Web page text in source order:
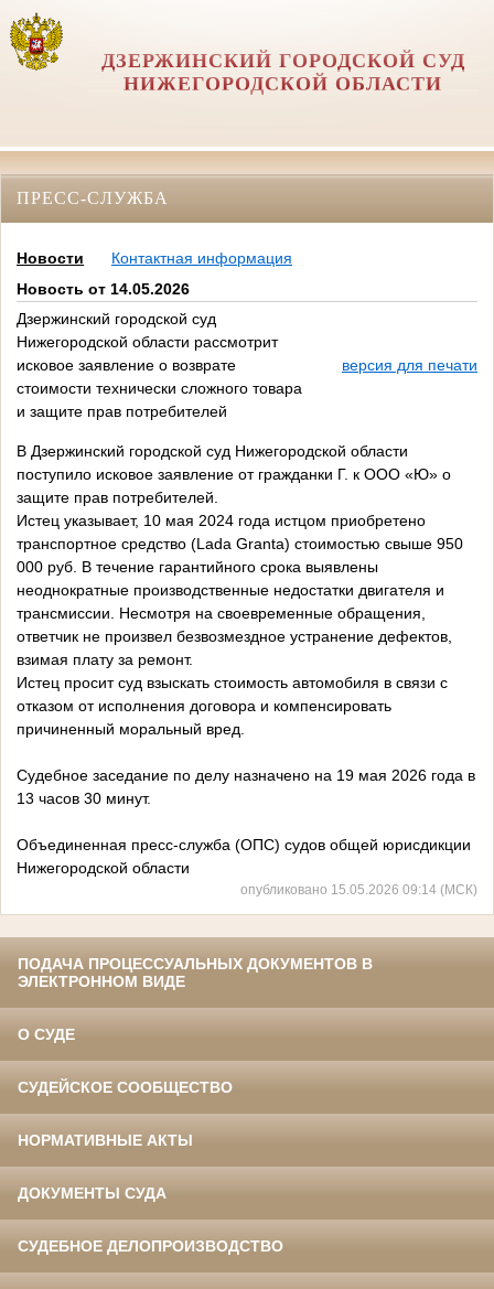
ДЗЕРЖИНСКИЙ ГОРОДСКОЙ СУД
НИЖЕГОРОДСКОЙ ОБЛАСТИ
ПРЕСС-СЛУЖБА
Новости
Контактная информация
Новость от 14.05.2026
Дзержинский городской суд
Нижегородской области рассмотрит
исковое заявление о возврате
стоимости технически сложного товара
и защите прав потребителей
версия для печати
В Дзержинский городской суд Нижегородской области
поступило исковое заявление от гражданки Г. к ООО «Ю» о
защите прав потребителей.
Истец указывает, 10 мая 2024 года истцом приобретено
транспортное средство (Lada Granta) стоимостью свыше 950
000 руб. В течение гарантийного срока выявлены
неоднократные производственные недостатки двигателя и
трансмиссии. Несмотря на своевременные обращения,
ответчик не произвел безвозмездное устранение дефектов,
взимая плату за ремонт.
Истец просит суд взыскать стоимость автомобиля в связи с
отказом от исполнения договора и компенсировать
причиненный моральный вред.
Судебное заседание по делу назначено на 19 мая 2026 года в
13 часов 30 минут.
Объединенная пресс-служба (ОПС) судов общей юрисдикции
Нижегородской области
опубликовано 15.05.2026 09:14 (МСК)
ПОДАЧА ПРОЦЕССУАЛЬНЫХ ДОКУМЕНТОВ В
ЭЛЕКТРОННОМ ВИДЕ
О СУДЕ
СУДЕЙСКОЕ СООБЩЕСТВО
НОРМАТИВНЫЕ АКТЫ
ДОКУМЕНТЫ СУДА
СУДЕБНОЕ ДЕЛОПРОИЗВОДСТВО